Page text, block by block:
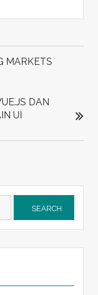
MARKETS
DAN
UI